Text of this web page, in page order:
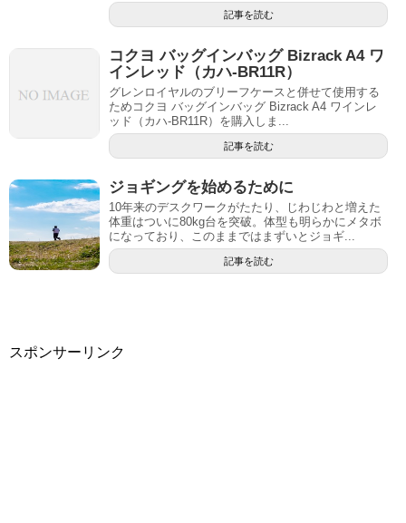
記事を読む
コクヨ バッグインバッグ Bizrack A4 ワ
インレッド（カハ-BR11R）
グレンロイヤルのブリーフケースと併せて使用する
ためコクヨ バッグインバッグ Bizrack A4 ワインレ
ッド（カハ-BR11R）を購入しま...
記事を読む
ジョギングを始めるために
10年来のデスクワークがたたり、じわじわと増えた
体重はついに80kg台を突破。体型も明らかにメタボ
になっており、このままではまずいとジョギ...
記事を読む
スポンサーリンク